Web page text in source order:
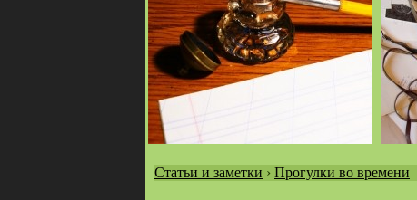
Статьи и заметки › Прогулки во времени